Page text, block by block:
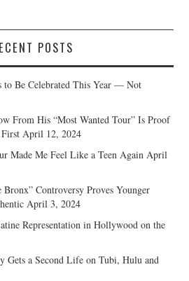
POSTS
to Be Celebrated This Year — Not
From His “Most Wanted Tour” Is Proof
April 12, 2024
Made Me Feel Like a Teen Again April
Controversy Proves Younger
April 3, 2024
Representation in Hollywood on the
Gets a Second Life on Tubi, Hulu and